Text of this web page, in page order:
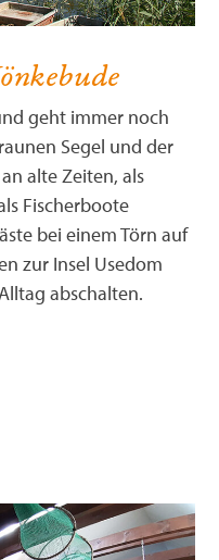
geht immer noch
Segel und der
alte Zeiten, als
Fischerboote
bei einem Törn auf
zur Insel Usedom
abschalten.